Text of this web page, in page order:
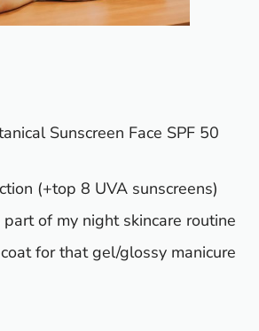
Sunscreen Face SPF 50
(+top 8 UVA sunscreens)
of my night skincare routine
for that gel/glossy manicure